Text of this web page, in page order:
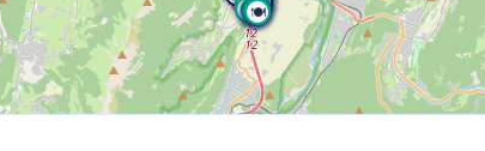
🍽️🏦
🍽️🛍️
🥖
⚕️
🛍️
🏦
🏦
🏦
🏦
🍽️
⚕️
🍽️
🍽️